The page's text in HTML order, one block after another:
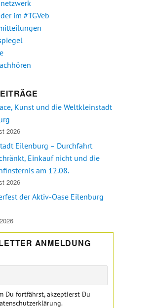
im #TGVeb
Kunst und die Weltkleinstadt
2026
Eilenburg – Durchfahrt
Einkauf nicht und die
am 12.08.
2026
der Aktiv-Oase Eilenburg
ANMELDUNG
Du fortfährst, akzeptierst Du